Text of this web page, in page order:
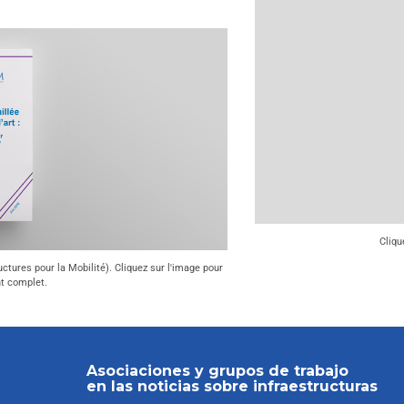
pour la Mobilité). Cliquez sur l'image pour
complet.
Asociaciones y grupos de trabajo
en las noticias sobre infraestructuras